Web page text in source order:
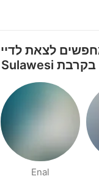
Enal